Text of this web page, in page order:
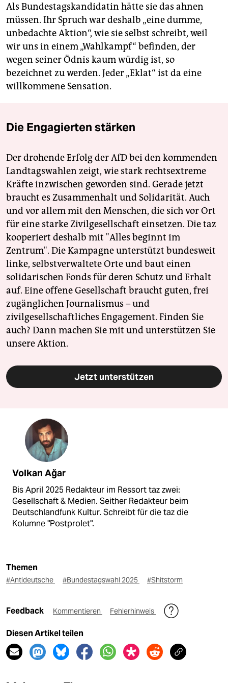
Als Bundestagskandidatin hätte sie das ahnen
müssen. Ihr Spruch war deshalb „eine dumme,
unbedachte Aktion“, wie sie selbst schreibt, weil
wir uns in einem „Wahlkampf“ befinden, der
wegen seiner Ödnis kaum würdig ist, so
bezeichnet zu werden. Jeder „Eklat“ ist da eine
willkommene Sensation.
Die Engagierten stärken
Der drohende Erfolg der AfD bei den kommenden
Landtagswahlen zeigt, wie stark rechtsextreme
Kräfte inzwischen geworden sind. Gerade jetzt
braucht es Zusammenhalt und Solidarität. Auch
und vor allem mit den Menschen, die sich vor Ort
für eine starke Zivilgesellschaft einsetzen. Die taz
kooperiert deshalb mit "Alles beginnt im
Zentrum". Die Kampagne unterstützt bundesweit
linke, selbstverwaltete Orte und baut einen
solidarischen Fonds für deren Schutz und Erhalt
auf. Eine offene Gesellschaft braucht guten, frei
zugänglichen Journalismus – und
zivilgesellschaftliches Engagement. Finden Sie
auch? Dann machen Sie mit und unterstützen Sie
unsere Aktion.
Jetzt unterstützen
Volkan Ağar
Bis April 2025 Redakteur im Ressort taz zwei:
Gesellschaft & Medien. Seither Redakteur beim
Deutschlandfunk Kultur. Schreibt für die taz die
Kolumne "Postprolet".
Themen
#Antideutsche #Bundestagswahl 2025 #Shitstorm
Feedback Kommentieren Fehlerhinweis
Diesen Artikel teilen